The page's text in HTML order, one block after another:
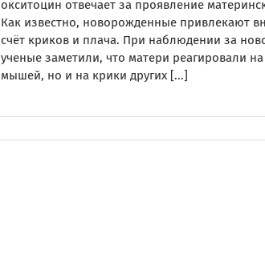
окситоцин отвечает за проявление
Как известно, новорожденные привлекают
счёт криков и плача. При наблюдении за
ученые заметили, что матери реагировали
мышей, но и на крики других [...]